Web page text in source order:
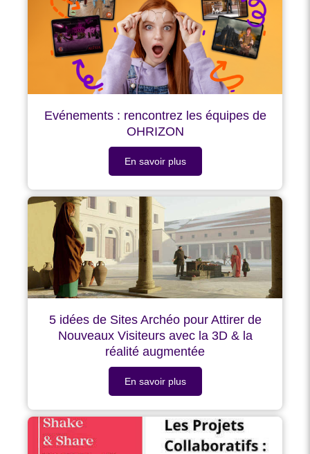
Evénements : rencontrez les équipes de
OHRIZON
En savoir plus
5 idées de Sites Archéo pour Attirer de
Nouveaux Visiteurs avec la 3D & la
réalité augmentée
En savoir plus